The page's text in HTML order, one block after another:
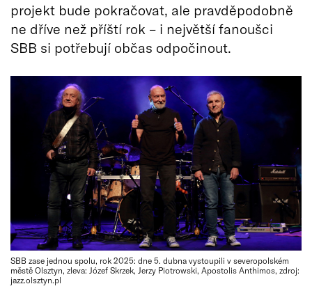
projekt bude pokračovat, ale pravděpodobně
ne dříve než příští rok – i největší fanoušci
SBB si potřebují občas odpočinout.
SBB zase jednou spolu, rok 2025: dne 5. dubna vystoupili v severopolském
městě Olsztyn, zleva: Józef Skrzek, Jerzy Piotrowski, Apostolis Anthimos, zdroj:
jazz.olsztyn.pl